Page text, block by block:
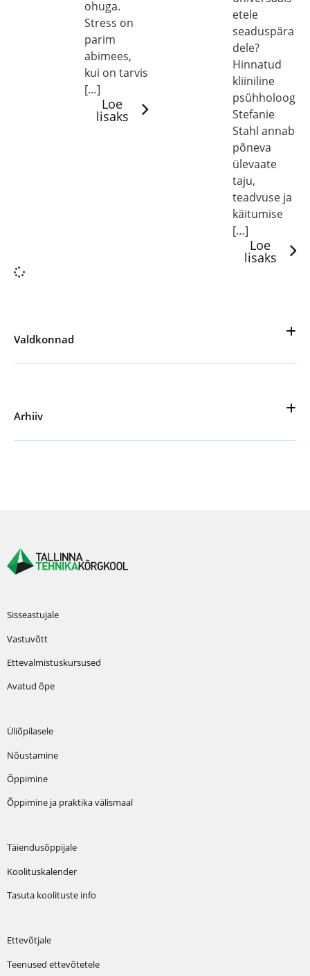
ohuga.
Stress on
parim
abimees,
kui on tarvis
[…]
Loe
lisaks
etele
seaduspära
dele?
Hinnatud
kliiniline
psühholoog
Stefanie
Stahl annab
põneva
ülevaate
taju,
teadvuse ja
käitumise
[…]
Loe
lisaks
Valdkonnad
Arhiiv
Sisseastujale
Vastuvõtt
Ettevalmistuskursused
Avatud õpe
Üliõpilasele
Nõustamine
Õppimine
Õppimine ja praktika välismaal
Täiendusõppijale
Koolituskalender
Tasuta koolituste info
Ettevõtjale
Teenused ettevõtetele